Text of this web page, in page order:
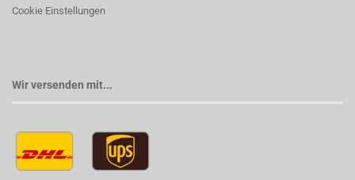
Cookie Einstellungen
Wir versenden mit...